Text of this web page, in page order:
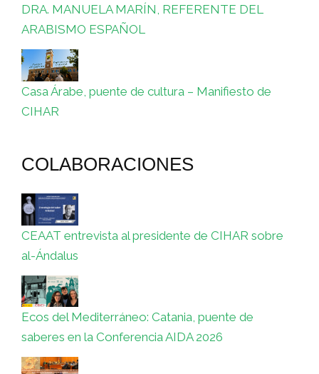
DRA. MANUELA MARÍN, REFERENTE DEL
ARABISMO ESPAÑOL
Casa Árabe, puente de cultura – Manifiesto de
CIHAR
COLABORACIONES
CEAAT entrevista al presidente de CIHAR sobre
al-Ándalus
Ecos del Mediterráneo: Catania, puente de
saberes en la Conferencia AIDA 2026